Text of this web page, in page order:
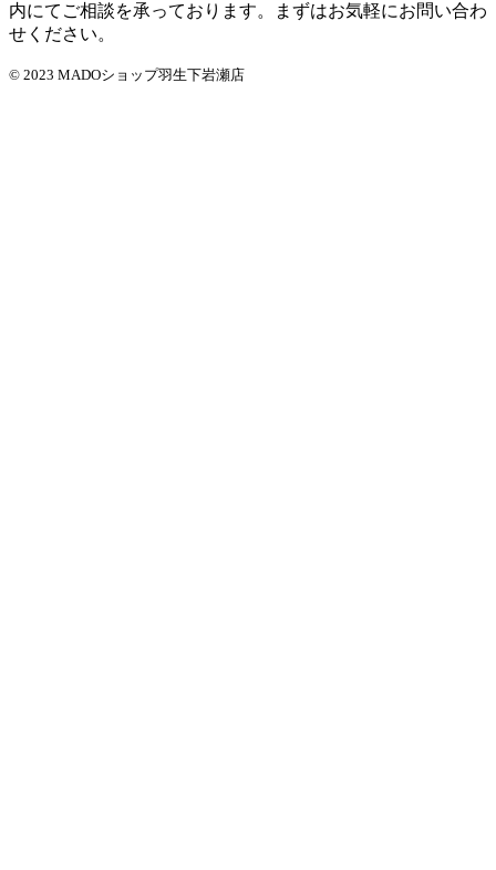
内にてご相談を承っております。まずはお気軽にお問い合わ
せください。
© 2023 MADOショップ羽生下岩瀬店